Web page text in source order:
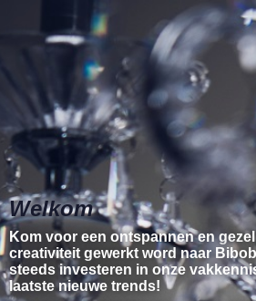
Welkom
Kom voor een ontspannen en
creativiteit gewerkt word naar
steeds investeren in onze
laatste nieuwe trends!